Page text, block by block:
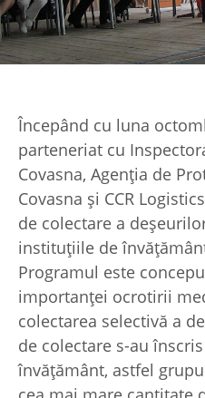
Începând cu luna
parteneriat cu
Covasna, Agenția de
Covasna și CCR
de colectare a
instituțiile de
Programul este
importanței ocrotirii
colectarea selectivă a
de colectare s-au
învățământ, astfel